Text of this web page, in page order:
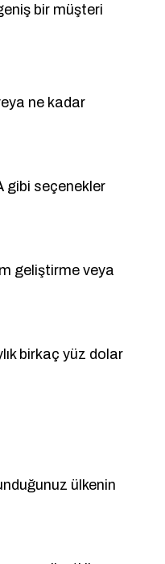
bir müşteri
ne kadar
gibi seçenekler
geliştirme veya
birkaç yüz dolar
ülkenin